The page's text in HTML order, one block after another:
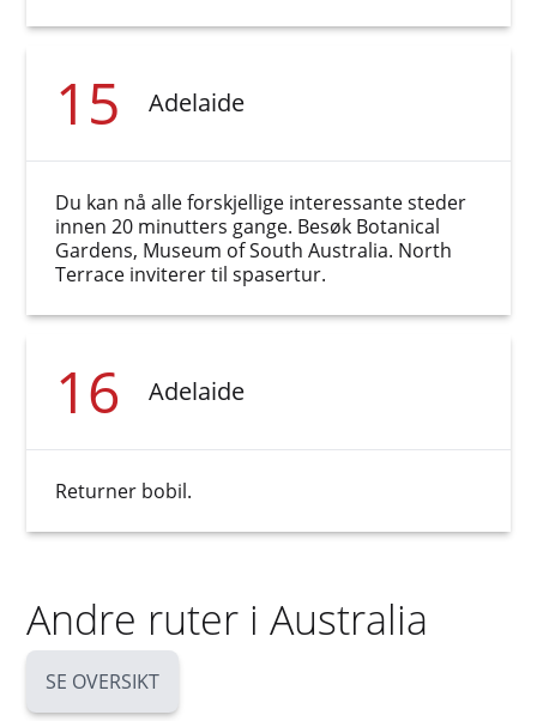
15 Adelaide
Du kan nå alle forskjellige interessante steder
innen 20 minutters gange. Besøk Botanical
Gardens, Museum of South Australia. North
Terrace inviterer til spasertur.
16 Adelaide
Returner bobil.
Andre ruter i Australia
SE OVERSIKT